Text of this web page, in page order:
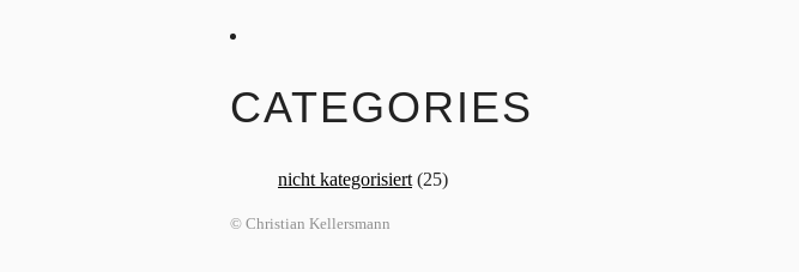
CATEGORIES
nicht kategorisiert (25)
© Christian Kellersmann